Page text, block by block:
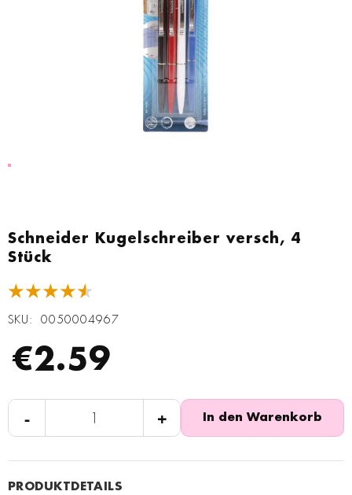
Schneider Kugelschreiber versch, 4
Stück
★★★★★
SKU 0050004967
€2.59
- + In den Warenkorb
Anfang
der
springen